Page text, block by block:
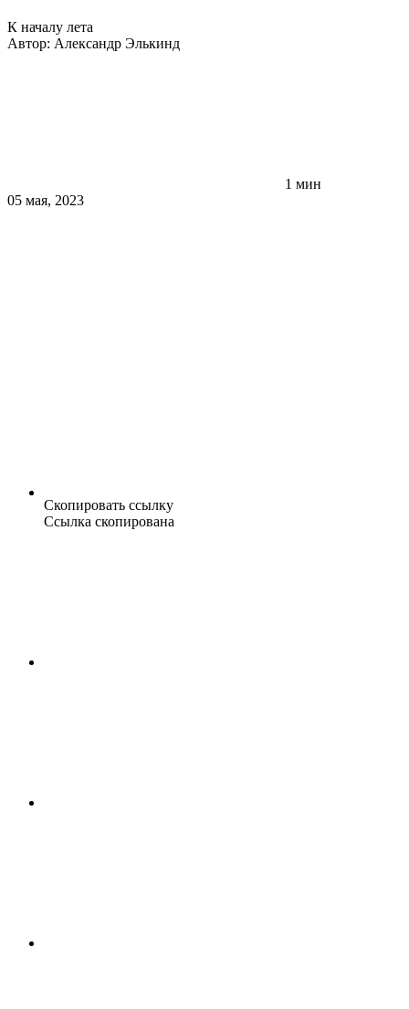
К началу лета
Автор: Александр Элькинд
1 мин
05 мая, 2023
Скопировать ссылку
Ссылка скопирована